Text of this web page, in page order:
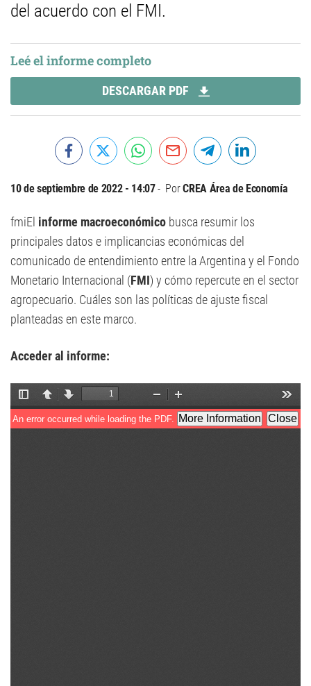
del acuerdo con el FMI.
Leé el informe completo
DESCARGAR PDF
10 de septiembre de 2022 - 14:07 PorCREA Área de Economía
fmiEl informe macroeconómico busca resumir los
principales datos e implicancias económicas del
comunicado de entendimiento entre la Argentina y el Fondo
Monetario Internacional (FMI) y cómo repercute en el sector
agropecuario. Cuáles son las políticas de ajuste fiscal
planteadas en este marco.
Acceder al informe: